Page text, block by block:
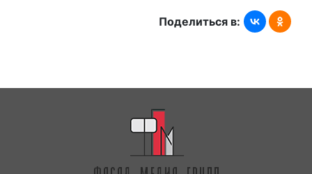
Поделиться в: